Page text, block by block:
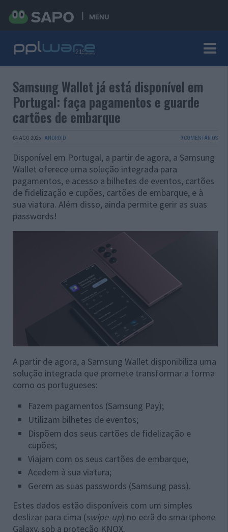
MENU
Samsung Wallet já está disponível em
Portugal: faça pagamentos e guarde
cartões de embarque
04 AGO 2025 · ANDROID 9 COMENTÁRIOS
Disponível em Portugal, a partir de agora, a Samsung
Wallet oferece uma solução integrada para
pagamentos, e acesso a bilhetes de eventos, cartões
de fidelização e cupões, cartões de embarque, e à
sua viatura. Além disso, ainda permite gerir as suas
passwords!
A partir de agora, a Samsung Wallet disponibiliza uma
solução integrada que promete transformar a forma
como os portugueses:
Fazem pagamentos (Samsung Pay);
Utilizam bilhetes de eventos;
Dispõem dos seus cartões de fidelização e
cupões;
Viajam com os seus cartões de embarque;
Acedem à sua viatura;
Gerem as suas passwords (Samsung pass).
Estes dados estão disponíveis com um simples
deslizar para cima (swipe-up) no ecrã do smartphone
Galaxy, sob a proteção KNOX.